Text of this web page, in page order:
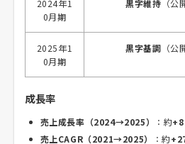
2024年1
0月期
黒字維持 （公
2025年1
0月期
黒字基調 （公
成長率
売上成長率（2024→2025） ：約
売上CAGR（2021→2025）
：約